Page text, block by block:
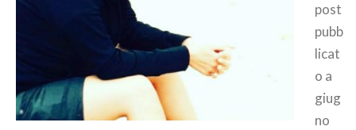
post
pubb
licat
o a
giug
no